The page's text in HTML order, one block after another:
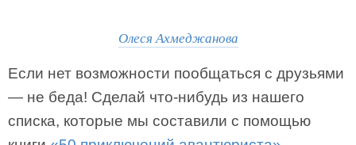
Олеся Ахмеджанова
Если нет возможности пообщаться с друзьями
— не беда! Сделай что-нибудь из нашего
списка, которые мы составили с помощью